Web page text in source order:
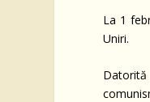
La 1
Uniri.